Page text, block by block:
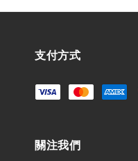
支付方式
關注我們